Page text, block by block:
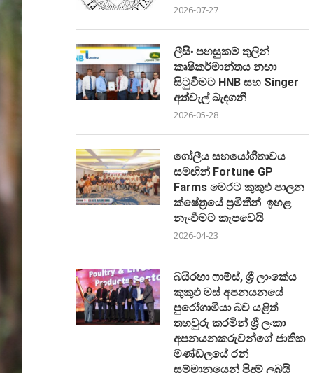
2026-07-27
ලීසිං පහසුකම් තුලින්
කෘෂිකර්මාන්තය නඟා
සිටුවීමට HNB සහ Singer
අත්වැල් බැඳගනී
2026-05-28
ගෝලීය සහයෝගීතාවය
සමඟින් Fortune GP
Farms මෙරට කුකුළු පාලන
ක්ෂේත්‍රයේ ප්‍රමිතීන් ඉහළ
නැංවීමට කැපවෙයි
2026-04-23
බයිරහා ෆාම්ස්, ශ්‍රී ලාංකේය
කුකුඵ මස් අපනයනයේ
පුරෝගාමියා බව යළිත්
තහවුරු කරමින් ශ්‍රී ලංකා
අපනයනකරුවන්ගේ ජාතික
මණ්ඩලයේ රන්
සම්මානයෙන් පිදුම් ලබයි